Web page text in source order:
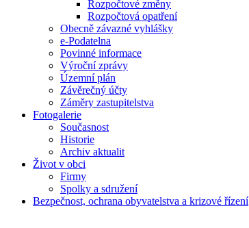
Rozpočtové změny
Rozpočtová opatření
Obecně závazné vyhlášky
e-Podatelna
Povinné informace
Výroční zprávy
Územní plán
Závěrečný účty
Záměry zastupitelstva
Fotogalerie
Současnost
Historie
Archiv aktualit
Život v obci
Firmy
Spolky a sdružení
Bezpečnost, ochrana obyvatelstva a krizové řízení